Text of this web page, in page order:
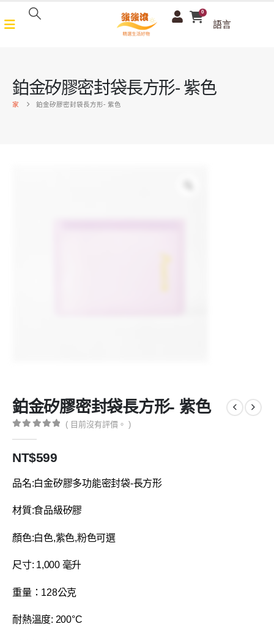
0
語言
鉑金矽膠密封袋長方形- 紫色
家 鉑金矽膠密封袋長方形- 紫色
鉑金矽膠密封袋長方形- 紫色
( 目前沒有評價。 )
NT$599
品名:白金矽膠多功能密封袋-長方形
材質:食品級矽膠
顏色:白色,紫色,粉色可選
尺寸: 1,000 毫升
重量：128公克
耐熱溫度: 200°C